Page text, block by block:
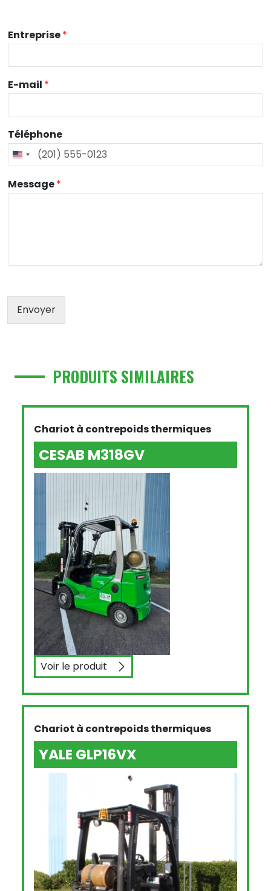
Entreprise*
E-mail *
Téléphone
Message*
Envoyer
PRODUITS SIMILAIRES
Chariot à contrepoids thermiques
CESAB M318GV
Voir le produitCESAB M318GV
Chariot à contrepoids thermiques
YALE GLP16VX